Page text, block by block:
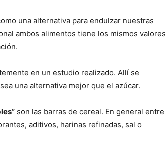
una alternativa para endulzar nuestras
ambos alimentos tiene los mismos valores
en un estudio realizado. Allí se
una alternativa mejor que el azúcar.
son las barras de cereal. En general entre
aditivos, harinas refinadas, sal o